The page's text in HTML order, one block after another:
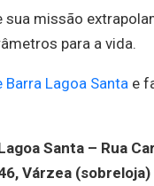
sua missão
para a vida.
Barra Lagoa Santa e
Santa – Rua
Várzea (sobreloja)